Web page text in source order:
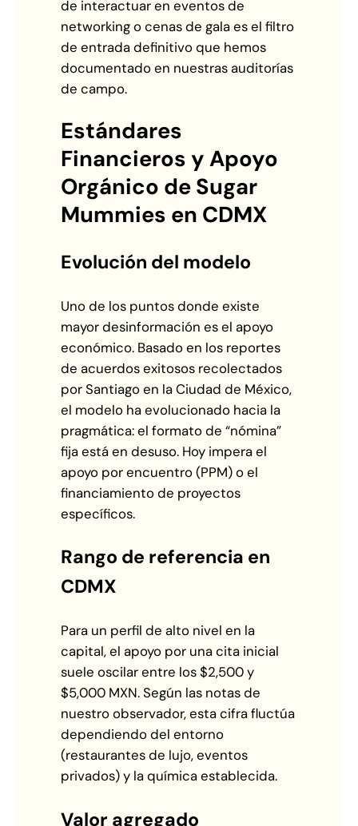
de interactuar en eventos de
networking o cenas de gala es el filtro
de entrada definitivo que hemos
documentado en nuestras auditorías
de campo.
Estándares
Financieros y Apoyo
Orgánico de Sugar
Mummies en CDMX
Evolución del modelo
Uno de los puntos donde existe
mayor desinformación es el apoyo
económico. Basado en los reportes
de acuerdos exitosos recolectados
por Santiago en la Ciudad de México,
el modelo ha evolucionado hacia la
pragmática: el formato de “nómina”
fija está en desuso. Hoy impera el
apoyo por encuentro (PPM) o el
financiamiento de proyectos
específicos.
Rango de referencia en
CDMX
Para un perfil de alto nivel en la
capital, el apoyo por una cita inicial
suele oscilar entre los $2,500 y
$5,000 MXN. Según las notas de
nuestro observador, esta cifra fluctúa
dependiendo del entorno
(restaurantes de lujo, eventos
privados) y la química establecida.
Valor agregado